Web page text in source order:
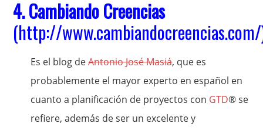
4. Cambiando Creencias
(http://www.cambiandocreencias.com/
Es el blog deAntonio José Masiá, que es
probablemente el mayor experto en español en
cuanto a planificación de proyectos con GTD® se
refiere, además de ser un excelente y